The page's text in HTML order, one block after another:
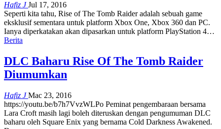
Hafiz JJul 17, 2016
Seperti kita tahu, Rise of The Tomb Raider adalah sebuah game
eksklusif sementara untuk platform Xbox One, Xbox 360 dan PC.
Ianya diperkatakan akan dipasarkan untuk platform PlayStation 4…
Berita
DLC Baharu Rise Of The Tomb Raider
Diumumkan
Hafiz JMac 23, 2016
https://youtu.be/b7h7VvzWLPo Peminat pengembaraan bersama
Lara Croft masih lagi boleh diteruskan dengan pengumuman DLC
baharu oleh Square Enix yang bernama Cold Darkness Awakened.